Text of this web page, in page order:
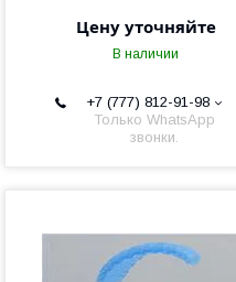
Цену уточняйте
В наличии
+7 (777) 812-91-98
Только WhatsApp
звонки.